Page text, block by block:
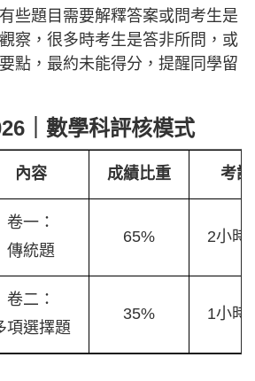
些題目需要解釋答案或問考生是
察，很多時考生是答非所問，或
點，最約未能得分，提醒同學留
｜數學科評核模式
內容 成績比重 考
卷一：
傳統題
65% 2小時
卷二：
項選擇題
35% 1小時